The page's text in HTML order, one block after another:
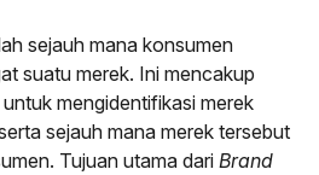
sejauh mana konsumen
suatu merek. Ini mencakup
mengidentifikasi merek
sejauh mana merek tersebut
Tujuan utama dari Brand